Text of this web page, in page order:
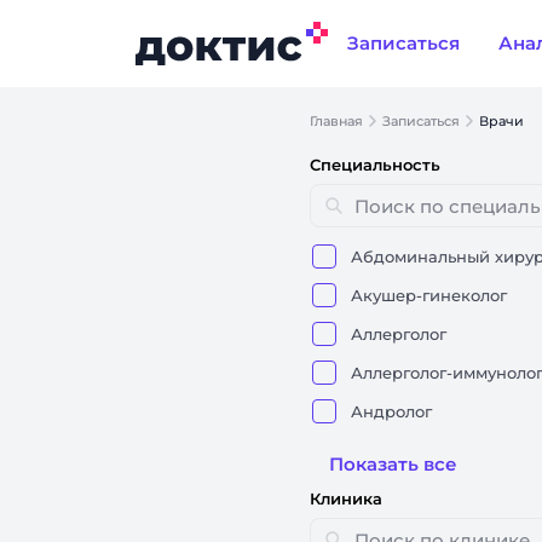
Записаться
Главная Записаться Врачи
Специальность
Абдоминальный
Акушер-гинеколог
Аллерголог
Аллерголог-иммунолог
Андролог
Показать все
Клиника